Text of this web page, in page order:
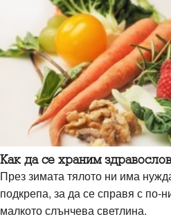
Как да се храним
През зимата тялото ни има
подкрепа, за да се справя с по-
малкото слънчева светлина.